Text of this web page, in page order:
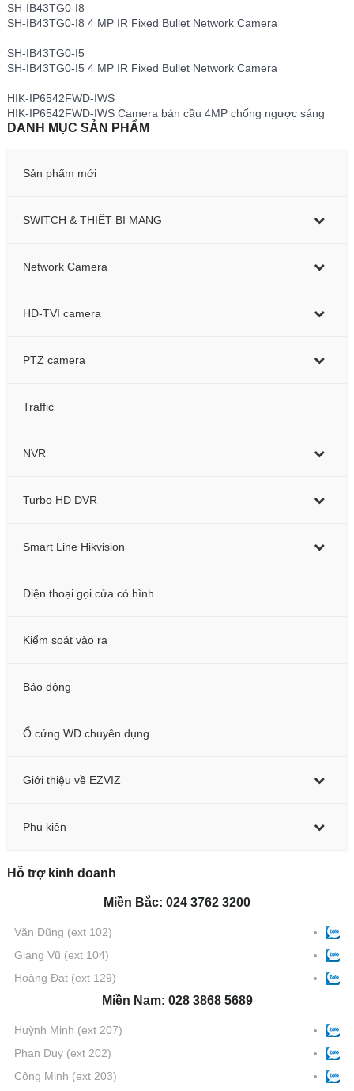
SH-IB43TG0-I8
SH-IB43TG0-I8 4 MP IR Fixed Bullet Network Camera
SH-IB43TG0-I5
SH-IB43TG0-I5 4 MP IR Fixed Bullet Network Camera
HIK-IP6542FWD-IWS
HIK-IP6542FWD-IWS Camera bán cầu 4MP chống ngược sáng
DANH MỤC SẢN PHẨM
Sản phẩm mới
SWITCH & THIẾT BỊ MẠNG
Network Camera
HD-TVI camera
PTZ camera
Traffic
NVR
Turbo HD DVR
Smart Line Hikvision
Điện thoại gọi cửa có hình
Kiểm soát vào ra
Báo động
Ổ cứng WD chuyên dụng
Giới thiệu về EZVIZ
Phụ kiện
Hỗ trợ kinh doanh
Miền Bắc: 024 3762 3200
Văn Dũng (ext 102)
Giang Vũ (ext 104)
Hoàng Đạt (ext 129)
Miền Nam: 028 3868 5689
Huỳnh Minh (ext 207)
Phan Duy (ext 202)
Công Minh (ext 203)